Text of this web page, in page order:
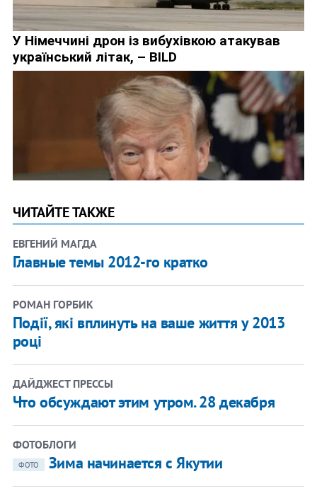
ЧИТАЙТЕ ТАКЖЕ
ЕВГЕНИЙ МАГДА
Главные темы 2012-го кратко
РОМАН ГОРБИК
Події, які вплинуть на ваше життя у 2013
році
ДАЙДЖЕСТ ПРЕССЫ
Что обсуждают этим утром. 28 декабря
ФОТОБЛОГИ
ФОТО Зима начинается с Якутии